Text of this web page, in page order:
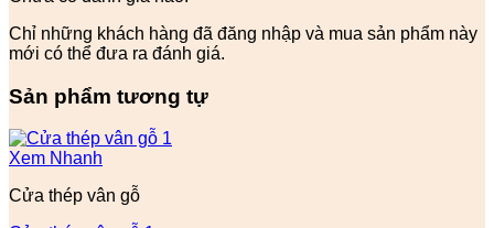
Chỉ những khách hàng đã đăng nhập và mua sản phẩm này
mới có thể đưa ra đánh giá.
Sản phẩm tương tự
Xem Nhanh
Cửa thép vân gỗ